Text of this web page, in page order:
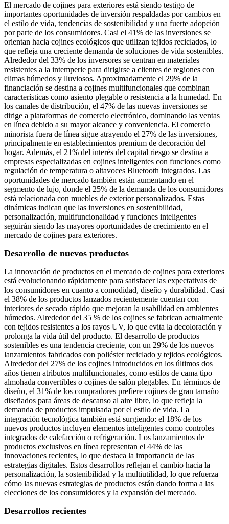
El mercado de cojines para exteriores está siendo testigo de
importantes oportunidades de inversión respaldadas por cambios en
el estilo de vida, tendencias de sostenibilidad y una fuerte adopción
por parte de los consumidores. Casi el 41% de las inversiones se
orientan hacia cojines ecológicos que utilizan tejidos reciclados, lo
que refleja una creciente demanda de soluciones de vida sostenibles.
Alrededor del 33% de los inversores se centran en materiales
resistentes a la intemperie para dirigirse a clientes de regiones con
climas húmedos y lluviosos. Aproximadamente el 29% de la
financiación se destina a cojines multifuncionales que combinan
características como asiento plegable o resistencia a la humedad. En
los canales de distribución, el 47% de las nuevas inversiones se
dirige a plataformas de comercio electrónico, dominando las ventas
en línea debido a su mayor alcance y conveniencia. El comercio
minorista fuera de línea sigue atrayendo el 27% de las inversiones,
principalmente en establecimientos premium de decoración del
hogar. Además, el 21% del interés del capital riesgo se destina a
empresas especializadas en cojines inteligentes con funciones como
regulación de temperatura o altavoces Bluetooth integrados. Las
oportunidades de mercado también están aumentando en el
segmento de lujo, donde el 25% de la demanda de los consumidores
está relacionada con muebles de exterior personalizados. Estas
dinámicas indican que las inversiones en sostenibilidad,
personalización, multifuncionalidad y funciones inteligentes
seguirán siendo las mayores oportunidades de crecimiento en el
mercado de cojines para exteriores.
Desarrollo de nuevos productos
La innovación de productos en el mercado de cojines para exteriores
está evolucionando rápidamente para satisfacer las expectativas de
los consumidores en cuanto a comodidad, diseño y durabilidad. Casi
el 38% de los productos lanzados recientemente cuentan con
interiores de secado rápido que mejoran la usabilidad en ambientes
húmedos. Alrededor del 35 % de los cojines se fabrican actualmente
con tejidos resistentes a los rayos UV, lo que evita la decoloración y
prolonga la vida útil del producto. El desarrollo de productos
sostenibles es una tendencia creciente, con un 29% de los nuevos
lanzamientos fabricados con poliéster reciclado y tejidos ecológicos.
Alrededor del 27% de los cojines introducidos en los últimos dos
años tienen atributos multifuncionales, como estilos de cama tipo
almohada convertibles o cojines de salón plegables. En términos de
diseño, el 31% de los compradores prefiere cojines de gran tamaño
diseñados para áreas de descanso al aire libre, lo que refleja la
demanda de productos impulsada por el estilo de vida. La
integración tecnológica también está surgiendo: el 18% de los
nuevos productos incluyen elementos inteligentes como controles
integrados de calefacción o refrigeración. Los lanzamientos de
productos exclusivos en línea representan el 44% de las
innovaciones recientes, lo que destaca la importancia de las
estrategias digitales. Estos desarrollos reflejan el cambio hacia la
personalización, la sostenibilidad y la multiutilidad, lo que refuerza
cómo las nuevas estrategias de productos están dando forma a las
elecciones de los consumidores y la expansión del mercado.
Desarrollos recientes